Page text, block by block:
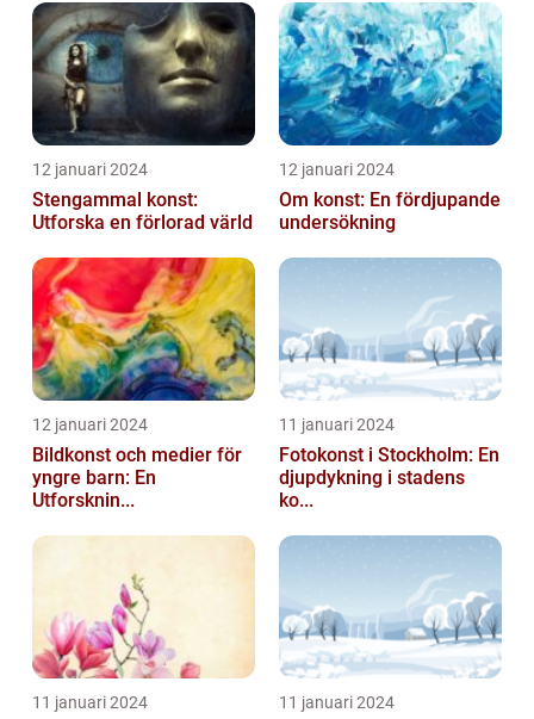
12 januari 2024
Stengammal konst:
Utforska en förlorad värld
12 januari 2024
Om konst: En fördjupande
undersökning
12 januari 2024
Bildkonst och medier för
yngre barn: En
Utforsknin...
11 januari 2024
Fotokonst i Stockholm: En
djupdykning i stadens
ko...
11 januari 2024 11 januari 2024